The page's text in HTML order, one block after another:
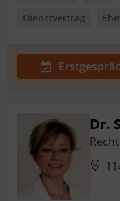
Dienstvertrag
Dr.